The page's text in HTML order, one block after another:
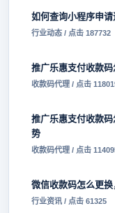
如何查询小程序申请
行业动态 / 点击 187732
推广乐惠支付收款码
收款码代理 / 点击
推广乐惠支付收款
势
收款码代理 / 点击
微信收款码怎么更
行业资讯 / 点击 61325